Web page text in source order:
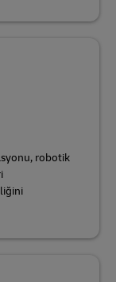
robotik